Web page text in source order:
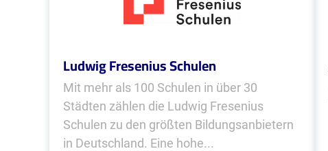
Ludwig Fresenius Schulen
Mit mehr als 100 Schulen in über 30
Städten zählen die Ludwig Fresenius
Schulen zu den größten Bildungsanbietern
in Deutschland. Eine hohe...